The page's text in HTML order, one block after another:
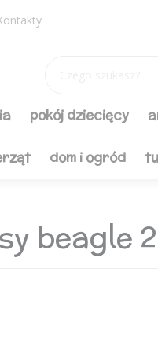
pokój dziecięcy
dom i ogród
beagle